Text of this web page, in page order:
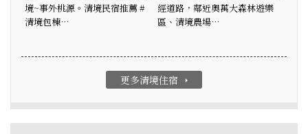
境~事外桃源。清境民宿推薦 #
清境包棟…
經道路，鄰近奧萬大森林遊樂
區、清境農場…
更多清境住宿 arrow_right